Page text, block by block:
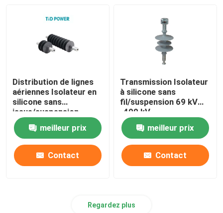
Distribution de lignes
aériennes Isolateur en
silicone sans
issue/suspension
11kV-69kV
meilleur prix
Contact
Transmission Isolateur
à silicone sans
fil/suspension 69 kV
-400 kV
meilleur prix
Contact
Regardez plus